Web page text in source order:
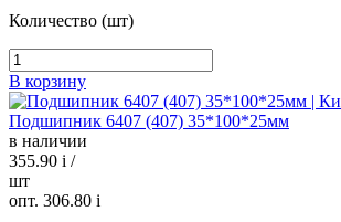
Количество (шт)
В корзину
Подшипник 6407 (407) 35*100*25мм
в наличии
355.90 i /
шт
опт. 306.80 i